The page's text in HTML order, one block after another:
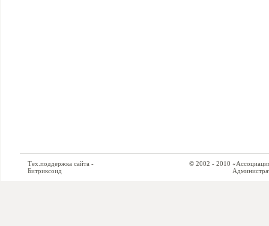
Тех.поддержка сайта -
Битриксоид
© 2002 - 2010 «Ассоциация